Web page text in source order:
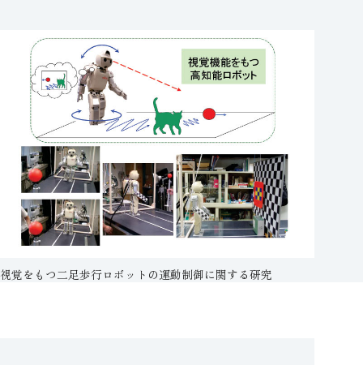
視覚をもつ二足歩行ロボットの運動制御に関する研究